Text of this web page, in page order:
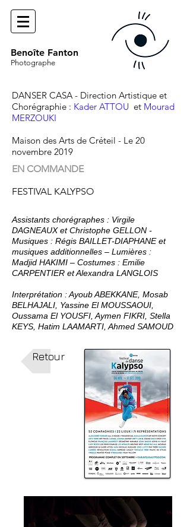
Benoîte Fanton
Photographe
DANSER CASA - Direction Artistique et
Chorégraphie : Kader ATTOU et Mourad
MERZOUKI
Maison des Arts de Créteil - Le 20
novembre 2019
EN COMMANDE
FESTIVAL KALYPSO
Assistants chorégraphes : Virgile
DAGNEAUX et Christophe GELLON -
Musiques : Régis BAILLET-DIAPHANE et
musiques additionnelles – Lumières :
Madjid HAKIMI – Costumes : Emilie
CARPENTIER et Alexandra LANGLOIS
Interprétation : Ayoub ABEKKANE, Mosab
BELHAJALI, Yassine El MOUSSAOUI,
Oussama El YOUSFI, Aymen FIKRI, Stella
KEYS, Hatim LAAMARTI, Ahmed SAMOUD
Retour